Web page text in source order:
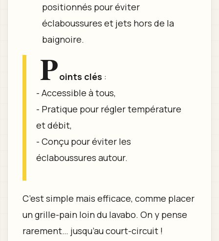
positionnés pour éviter
éclaboussures et jets hors de la
baignoire.
Points clés :
- Accessible à tous,
- Pratique pour régler température
et débit,
- Conçu pour éviter les
éclaboussures autour.
C’est simple mais efficace, comme placer
un grille-pain loin du lavabo. On y pense
rarement… jusqu’au court-circuit !